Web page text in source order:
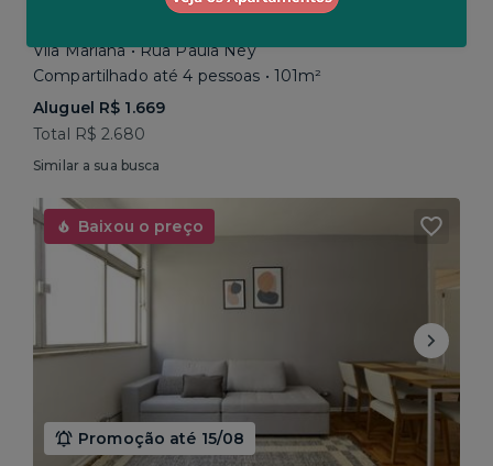
Vila Mariana • Rua Paula Ney
Compartilhado até 4 pessoas • 101m²
Aluguel R$ 1.669
Total R$ 2.680
Similar a sua busca
Baixou o preço
Promoção até 15/08